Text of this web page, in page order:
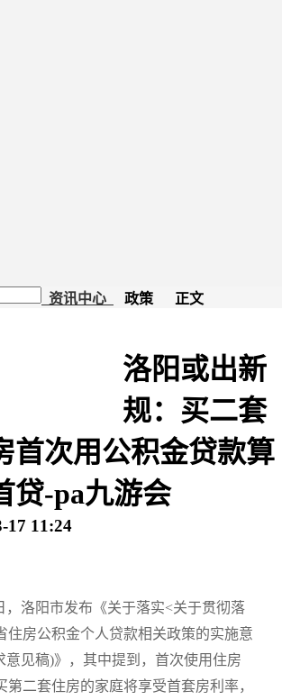
资讯中心 政策 正文
洛阳或出新
规：买二套
首次用公积金贷款算
贷-pa九游会
17 11:24
，洛阳市发布《关于落实<关于贯彻落
住房公积金个人贷款相关政策的实施意
意见稿)》，其中提到，首次使用住房
第二套住房的家庭将享受首套房利率，